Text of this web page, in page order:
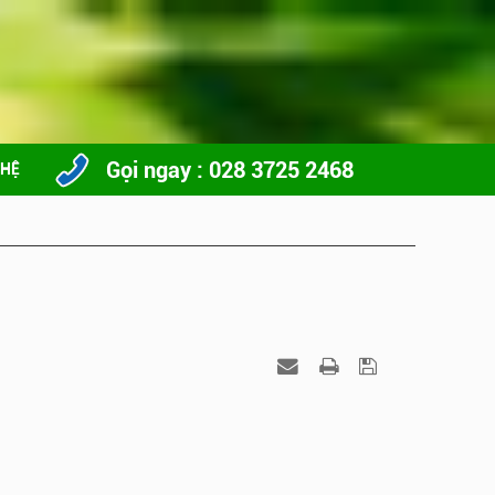
Gọi ngay : 028 3725 2468